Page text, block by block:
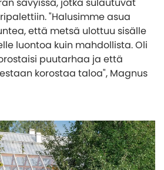
sävyissä, jotka sulautuvat
"Halusimme asua
että metsä ulottuu sisälle
luontoa kuin mahdollista. Oli
puutarhaa ja että
korostaa taloa", Magnus